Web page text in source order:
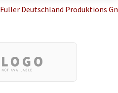
Fuller Deutschland Produktions